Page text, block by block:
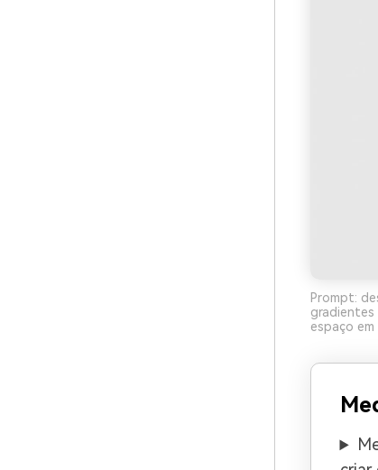
Prompt:
gradientes
espaço